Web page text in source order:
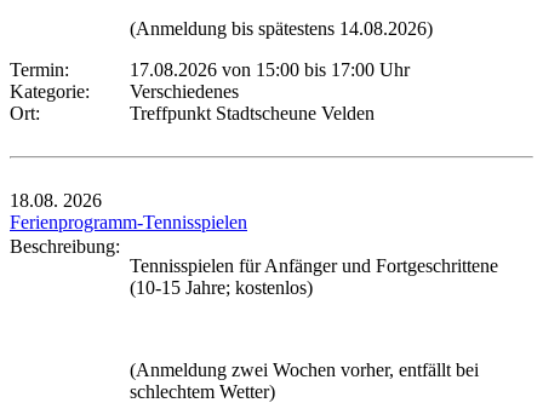
(Anmeldung bis spätestens 14.08.2026)
Termin:
17.08.2026 von 15:00 bis 17:00 Uhr
Kategorie:
Verschiedenes
Ort:
Treffpunkt Stadtscheune Velden
18.08. 2026
Ferienprogramm-Tennisspielen
Beschreibung:
Tennisspielen für Anfänger und Fortgeschrittene
(10-15 Jahre; kostenlos)
(Anmeldung zwei Wochen vorher, entfällt bei
schlechtem Wetter)